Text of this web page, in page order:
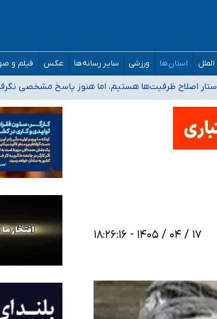
استان‌ها ورزشی سایر رسانه‌ها عکس فیلم و
و دکترای تخصصی جغرافیای نظامی دافوس آجا
هشدار
۱۷ / ۰۴ / ۱۴۰۵ - ۱۸:۲۶:۱۶